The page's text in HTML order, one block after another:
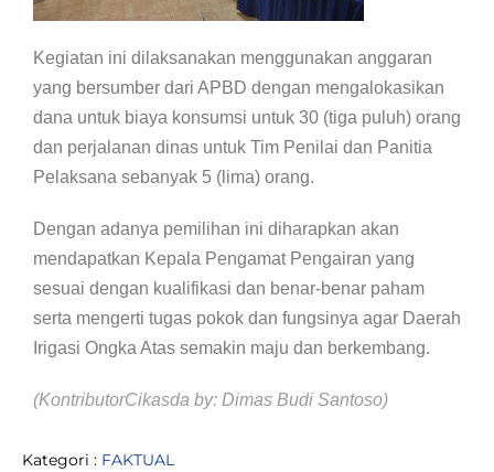
Kegiatan ini dilaksanakan menggunakan anggaran
yang bersumber dari APBD dengan mengalokasikan
dana untuk biaya konsumsi untuk 30 (tiga puluh) orang
dan perjalanan dinas untuk Tim Penilai dan Panitia
Pelaksana sebanyak 5 (lima) orang.
Dengan adanya pemilihan ini diharapkan akan
mendapatkan Kepala Pengamat Pengairan yang
sesuai dengan kualifikasi dan benar-benar paham
serta mengerti tugas pokok dan fungsinya agar Daerah
Irigasi Ongka Atas semakin maju dan berkembang.
(KontributorCikasda by: Dimas Budi Santoso)
Kategori : FAKTUAL